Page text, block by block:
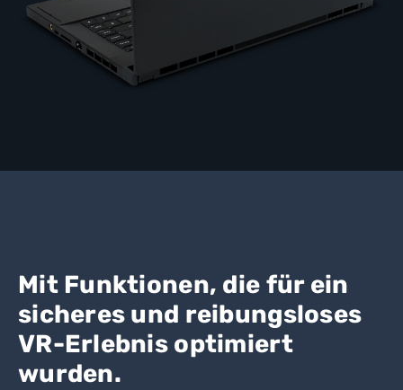
Mit Funktionen, die für ein
sicheres und reibungsloses
VR-Erlebnis optimiert
wurden.